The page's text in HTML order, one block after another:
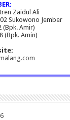
Zaidul Ali
Sukowono Jember
(Bpk. Amir)
(Bpk. Amin)